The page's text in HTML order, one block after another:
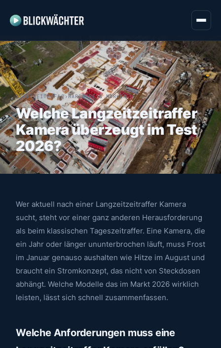
STARTSEITE›FAQ›HARDWARE & MARKEN
Welche Langzeitzeitraffer
Kamera überzeugt im Test
2026?
Wer aktuell nach einer Langzeitzeitraffer Kamera
sucht, steht vor einer ganz anderen Herausforderung
als beim klassischen Tageszeitraffer. Eine Kamera, die
ein Jahr oder länger ununterbrochen läuft, muss Frost
im Januar genauso aushalten wie Hitze im August und
braucht ein Stromkonzept, das nicht von Steckdosen
abhängt. Welche Modelle das im Markt 2026 wirklich
leisten, lässt sich schnell zusammenfassen.
Welche Anforderungen muss eine